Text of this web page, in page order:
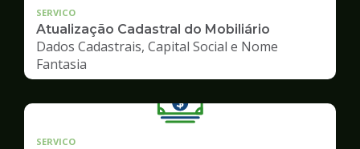
SERVICO
Atualização Cadastral do Mobiliário
Dados Cadastrais, Capital Social e Nome
Fantasia
SERVICO